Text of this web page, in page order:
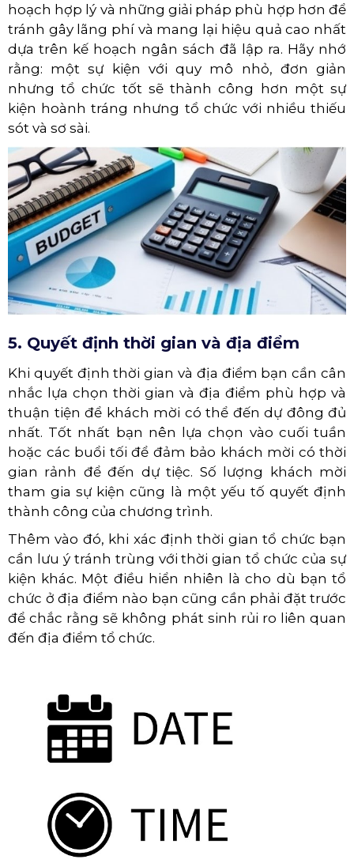
hoạch hợp lý và những giải pháp phù hợp hơn để
tránh gây lãng phí và mang lại hiệu quả cao nhất
dựa trên kế hoạch ngân sách đã lập ra. Hãy nhớ
rằng: một sự kiện với quy mô nhỏ, đơn giản
nhưng tổ chức tốt sẽ thành công hơn một sự
kiện hoành tráng nhưng tổ chức với nhiều thiếu
sót và sơ sài.
5. Quyết định thời gian và địa điểm
Khi quyết định thời gian và địa điểm bạn cần cân
nhắc lựa chọn thời gian và địa điểm phù hợp và
thuận tiện để khách mời có thể đến dự đông đủ
nhất. Tốt nhất bạn nên lựa chọn vào cuối tuần
hoặc các buổi tối để đảm bảo khách mời có thời
gian rảnh để đến dự tiệc. Số lượng khách mời
tham gia sự kiện cũng là một yếu tố quyết định
thành công của chương trình.
Thêm vào đó, khi xác định thời gian tổ chức bạn
cần lưu ý tránh trùng với thời gian tổ chức của sự
kiện khác. Một điều hiển nhiên là cho dù bạn tổ
chức ở địa điểm nào bạn cũng cần phải đặt trước
để chắc rằng sẽ không phát sinh rủi ro liên quan
đến địa điểm tổ chức.